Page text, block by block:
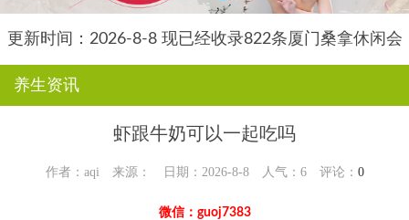
更新时间：2026-8-8 现已经收录822条厦门桑拿休闲会
养生资讯
虾跟牛奶可以一起吃吗
作者：aqi 来源： 日期：2026-8-8 人气： 6评论： 0
微信：guoj7383